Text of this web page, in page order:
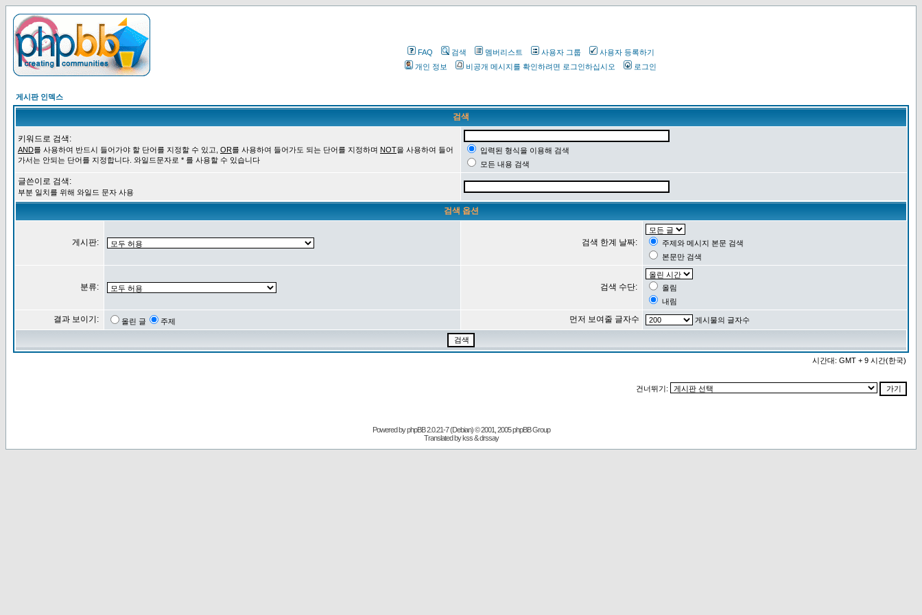
FAQ 검색 멤버리스트 사용자 그룹
사용자 등록하기
개인 정보
비공개 메시지를 확인하려면 로그인하십시오 로그인
게시판 인덱스
검색
키워드로 검색:
AND를 사용하여 반드시 들어가야 할 단어를 지정할 수 있고, OR를 사용하여 들어가도 되는 단어를 지정하며 NOT을 사용하여 들어
가서는 안되는 단어를 지정합니다. 와일드문자로 * 를 사용할 수 있습니다
입력된 형식을 이용해 검색
모든 내용 검색
글쓴이로 검색:
부분 일치를 위해 와일드 문자 사용
검색 옵션
게시판: 검색 한계 날짜:
주제와 메시지 본문 검색
본문만 검색
분류: 검색 수단:
올림
내림
결과 보이기: 올린 글 주제 먼저 보여줄 글자수 게시물의 글자수
시간대: GMT + 9 시간(한국)
건너뛰기:
Powered byphpBB2.0.21-7 (Debian) © 2001, 2005 phpBB Group
Translated by kss & drssay